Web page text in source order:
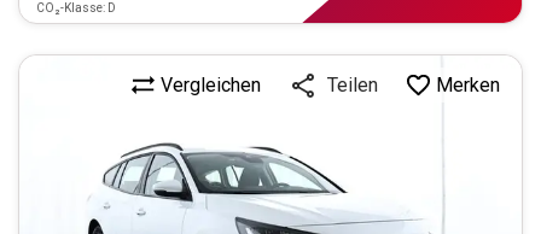
CO₂-Klasse: D
Vergleichen Teilen Merken